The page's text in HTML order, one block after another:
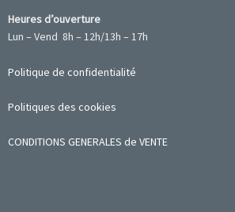
Heures d’ouverture
Lun – Vend 8h – 12h/13h – 17h
Politique de confidentialité
Politiques des cookies
CONDITIONS GENERALES de VENTE